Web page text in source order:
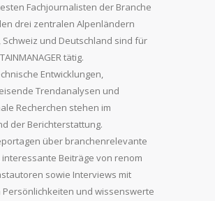
Fachjournalisten der Branche
drei zentralen Alpenländern
Schweiz und Deutschland sind für
tätig.
Entwicklungen,
Trendanalysen und
Recherchen stehen im
der Berichterstattung.
über branchenrelevante
interessante Beiträge von renom
sowie Interviews mit
und wissenswerte